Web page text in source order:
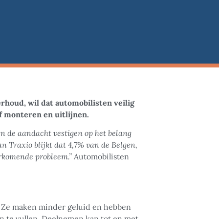
wil dat automobilisten veilig
monteren en uitlijnen.
de aandacht vestigen op het belang
Traxio blijkt dat 4,7% van de Belgen,
probleem.” Automobilisten
maken minder geluid en hebben